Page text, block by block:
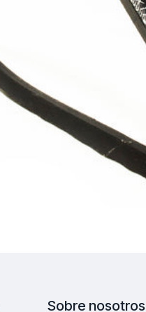
Sobre nosotros